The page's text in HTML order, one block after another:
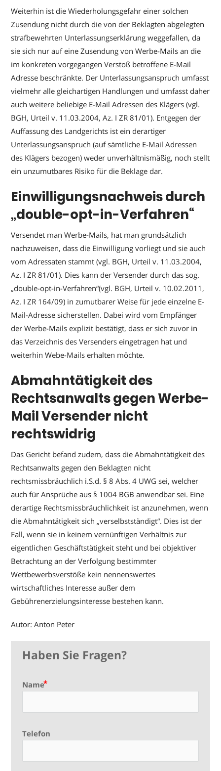
Weiterhin ist die Wiederholungsgefahr einer solchen
Zusendung nicht durch die von der Beklagten abgelegten
strafbewehrten Unterlassungserklärung weggefallen, da
sie sich nur auf eine Zusendung von Werbe-Mails an die
im konkreten vorgegangen Verstoß betroffene E-Mail
Adresse beschränkte. Der Unterlassungsanspruch umfasst
vielmehr alle gleichartigen Handlungen und umfasst daher
auch weitere beliebige E-Mail Adressen des Klägers (vgl.
BGH, Urteil v. 11.03.2004, Az. I ZR 81/01). Entgegen der
Auffassung des Landgerichts ist ein derartiger
Unterlassungsanspruch (auf sämtliche E-Mail Adressen
des Klägers bezogen) weder unverhältnismäßig, noch stellt
ein unzumutbares Risiko für die Beklage dar.
Einwilligungsnachweis durch
„double-opt-in-Verfahren“
Versendet man Werbe-Mails, hat man grundsätzlich
nachzuweisen, dass die Einwilligung vorliegt und sie auch
vom Adressaten stammt (vgl. BGH, Urteil v. 11.03.2004,
Az. I ZR 81/01). Dies kann der Versender durch das sog.
„double-opt-in-Verfahren“(vgl. BGH, Urteil v. 10.02.2011,
Az. I ZR 164/09) in zumutbarer Weise für jede einzelne E-
Mail-Adresse sicherstellen. Dabei wird vom Empfänger
der Werbe-Mails explizit bestätigt, dass er sich zuvor in
das Verzeichnis des Versenders eingetragen hat und
weiterhin Webe-Mails erhalten möchte.
Abmahntätigkeit des
Rechtsanwalts gegen Werbe-
Mail Versender nicht
rechtswidrig
Das Gericht befand zudem, dass die Abmahntätigkeit des
Rechtsanwalts gegen den Beklagten nicht
rechtsmissbräuchlich i.S.d. § 8 Abs. 4 UWG sei, welcher
auch für Ansprüche aus § 1004 BGB anwendbar sei. Eine
derartige Rechtsmissbräuchlichkeit ist anzunehmen, wenn
die Abmahntätigkeit sich „verselbstständigt“. Dies ist der
Fall, wenn sie in keinem vernünftigen Verhältnis zur
eigentlichen Geschäftstätigkeit steht und bei objektiver
Betrachtung an der Verfolgung bestimmter
Wettbewerbsverstöße kein nennenswertes
wirtschaftliches Interesse außer dem
Gebührenerzielungsinteresse bestehen kann.
Autor: Anton Peter
Haben Sie Fragen?
Name
Telefon